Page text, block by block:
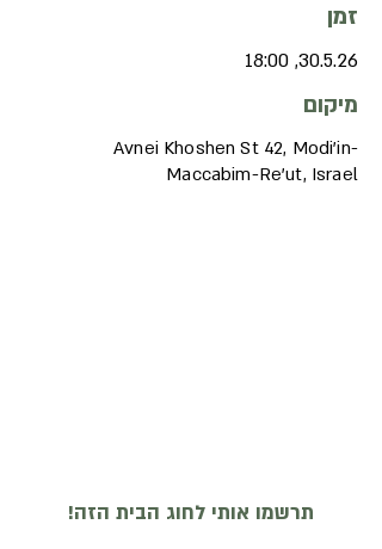
זמן
30.5.26, 18:00
מיקום
Avnei Khoshen St 42, Modi'in-
Maccabim-Re'ut, Israel
תרשמו אותי לחוג הבית הזה!